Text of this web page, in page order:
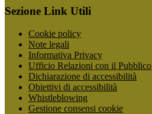
Sezione Link Utili
Cookie policy
Note legali
Informativa Privacy
Ufficio Relazioni con il Pubblico
Dichiarazione di accessibilità
Obiettivi di accessibilità
Whistleblowing
Gestione consensi cookie